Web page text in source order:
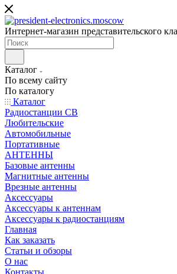
Интернет-магазин представительского
Каталог
По всему сайту
По каталогу
Каталог
Радиостанции CB
Любительские
Автомобильные
Портативные
АНТЕННЫ
Базовые антенны
Магнитные антенны
Врезные антенны
Аксессуары
Аксессуары к антеннам
Аксессуары к радиостанциям
Главная
Как заказать
Статьи и обзоры
О нас
Контакты